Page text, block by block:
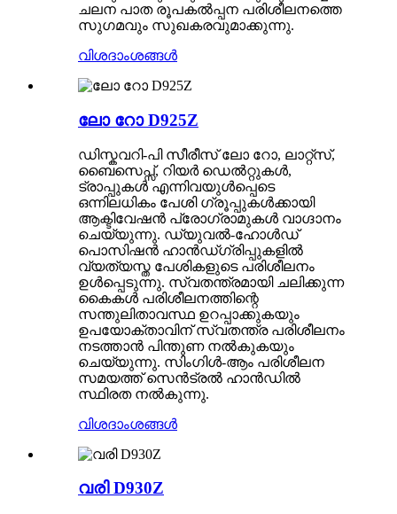
ചലന പാത രൂപകൽപ്പന പരിശീലനത്തെ
സുഗമവും സുഖകരവുമാക്കുന്നു.
വിശദാംശങ്ങൾ
ലോ റോ D925Z
ഡിസ്കവറി-പി സീരീസ് ലോ റോ, ലാറ്റ്സ്,
ബൈസെപ്സ്, റിയർ ഡെൽറ്റുകൾ,
ട്രാപ്പുകൾ എന്നിവയുൾപ്പെടെ
ഒന്നിലധികം പേശി ഗ്രൂപ്പുകൾക്കായി
ആക്ടിവേഷൻ പ്രോഗ്രാമുകൾ വാഗ്ദാനം
ചെയ്യുന്നു. ഡ്യുവൽ-ഹോൾഡ്
പൊസിഷൻ ഹാൻഡ്ഗ്രിപ്പുകളിൽ
വ്യത്യസ്ത പേശികളുടെ പരിശീലനം
ഉൾപ്പെടുന്നു. സ്വതന്ത്രമായി ചലിക്കുന്ന
കൈകൾ പരിശീലനത്തിന്റെ
സന്തുലിതാവസ്ഥ ഉറപ്പാക്കുകയും
ഉപയോക്താവിന് സ്വതന്ത്ര പരിശീലനം
നടത്താൻ പിന്തുണ നൽകുകയും
ചെയ്യുന്നു. സിംഗിൾ-ആം പരിശീലന
സമയത്ത് സെൻട്രൽ ഹാൻഡിൽ
സ്ഥിരത നൽകുന്നു.
വിശദാംശങ്ങൾ
വരി D930Z